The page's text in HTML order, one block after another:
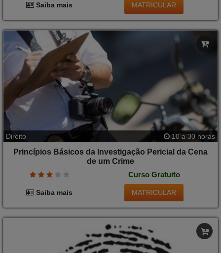
Saiba mais MATRICULAR
Direito 10 a 30 horas
Princípios Básicos da Investigação Pericial da Cena
de um Crime
Curso Gratuito
Saiba mais MATRICULAR